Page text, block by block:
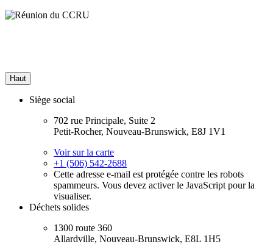
Haut
Siège social
702 rue Principale, Suite 2
Petit-Rocher, Nouveau-Brunswick, E8J 1V1
Voir sur la carte
+1 (506) 542-2688
Cette adresse e-mail est protégée contre les robots
spammeurs. Vous devez activer le JavaScript pour la
visualiser.
Déchets solides
1300 route 360
Allardville, Nouveau-Brunswick, E8L 1H5